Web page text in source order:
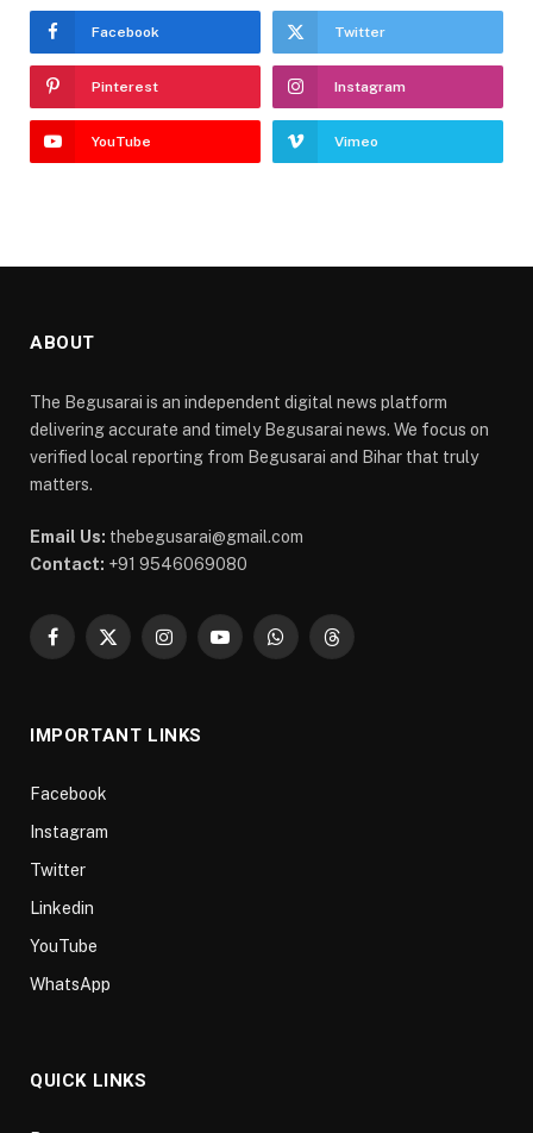
Facebook Twitter
Pinterest Instagram
YouTube Vimeo
ABOUT
The Begusarai is an independent digital news platform
delivering accurate and timely Begusarai news. We focus on
verified local reporting from Begusarai and Bihar that truly
matters.
Email Us: thebegusarai@gmail.com
Contact: +91 9546069080
Facebook
X
InstagramYouTubeWhatsAppThreads
IMPORTANT LINKS
Facebook
Instagram
Twitter
Linkedin
YouTube
WhatsApp
QUICK LINKS